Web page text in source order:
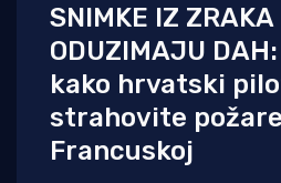
SNIMKE IZ ZRAKA
ODUZIMAJU
kako hrvatski
strahovite
Francuskoj